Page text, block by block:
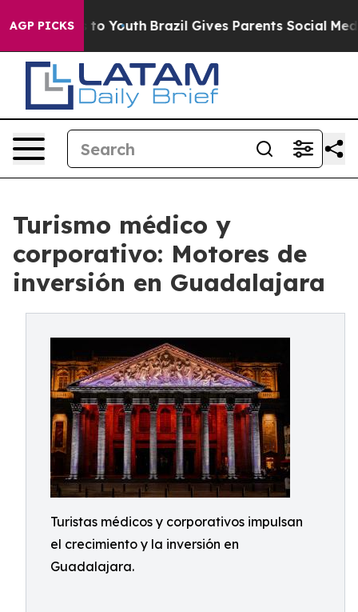
AGP PICKSto Youth Brazil Gives Parents Social Media
Turismo médico y
corporativo: Motores de
inversión en Guadalajara
Turistas médicos y corporativos impulsan
el crecimiento y la inversión en
Guadalajara.